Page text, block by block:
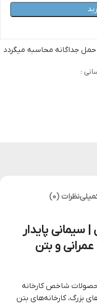
جداگانه محاسبه میگردد
:
نظرات (0)
شمال | سیمانی پایدار
و بتن
از محصولات شاخص کارخانه
بزرگ، کارخانه‌های بتن